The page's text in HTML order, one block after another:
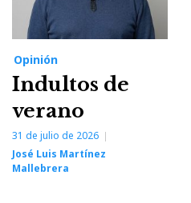
Opinión
Indultos de
verano
31 de julio de 2026
José Luis Martínez
Mallebrera